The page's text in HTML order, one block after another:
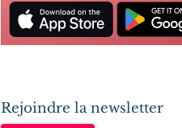
Rejoindre la newsletter